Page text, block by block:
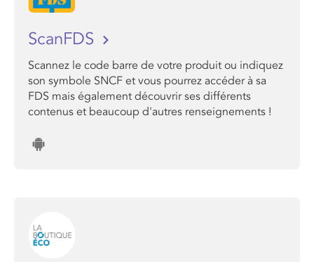
ScanFDS
Scannez le code barre de votre produit ou indiquez
son symbole SNCF et vous pourrez accéder à sa
FDS mais également découvrir ses différents
contenus et beaucoup d'autres renseignements !